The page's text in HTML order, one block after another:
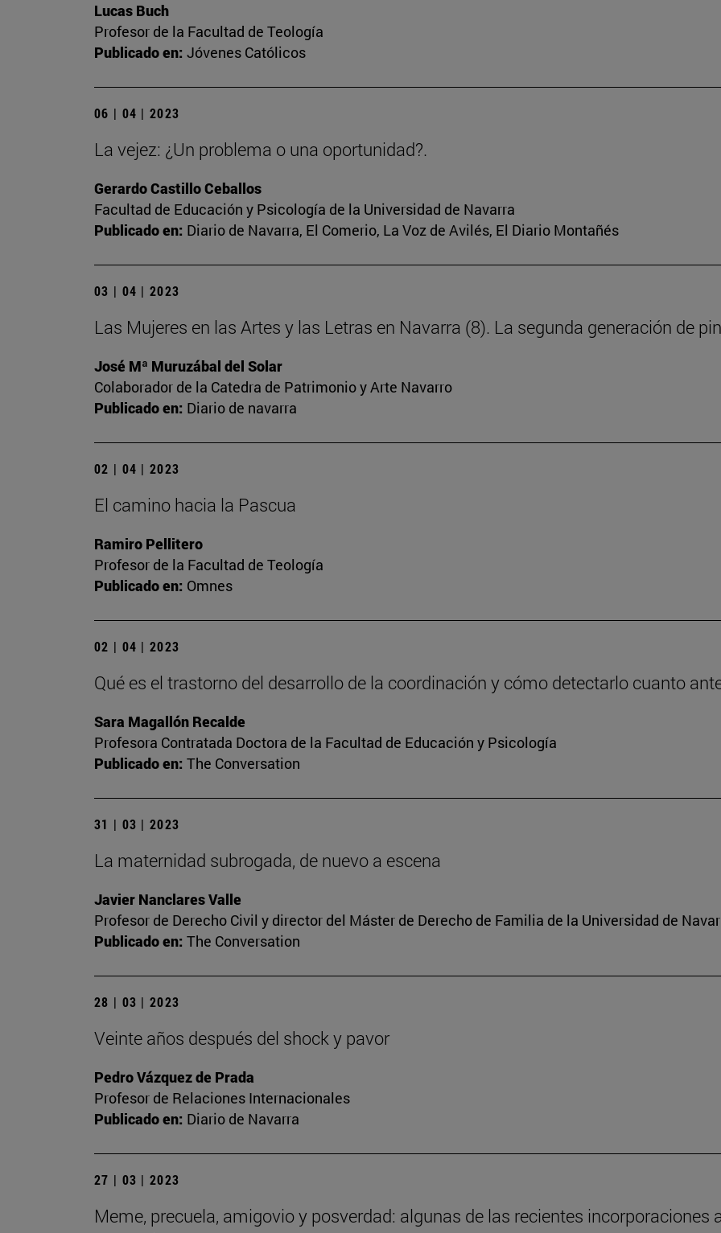
Lucas Buch
Profesor de la Facultad de Teología
Publicado en: Jóvenes Católicos
06 | 04 | 2023
La vejez: ¿Un problema o una oportunidad?.
Gerardo Castillo Ceballos
Facultad de Educación y Psicología de la Universidad de Navarra
Publicado en: Diario de Navarra, El Comerio, La Voz de Avilés, El Diario Montañés
03 | 04 | 2023
Las Mujeres en las Artes y las Letras en Navarra (8). La segunda generación de
José Mª Muruzábal del Solar
Colaborador de la Catedra de Patrimonio y Arte Navarro
Publicado en: Diario de navarra
02 | 04 | 2023
El camino hacia la Pascua
Ramiro Pellitero
Profesor de la Facultad de Teología
Publicado en: Omnes
02 | 04 | 2023
Qué es el trastorno del desarrollo de la coordinación y cómo detectarlo cuanto
Sara Magallón Recalde
Profesora Contratada Doctora de la Facultad de Educación y Psicología
Publicado en: The Conversation
31 | 03 | 2023
La maternidad subrogada, de nuevo a escena
Javier Nanclares Valle
Profesor de Derecho Civil y director del Máster de Derecho de Familia de la Universidad de
Publicado en: The Conversation
28 | 03 | 2023
Veinte años después del shock y pavor
Pedro Vázquez de Prada
Profesor de Relaciones Internacionales
Publicado en: Diario de Navarra
27 | 03 | 2023
Meme, precuela, amigovio y posverdad: algunas de las recientes incorporaciones